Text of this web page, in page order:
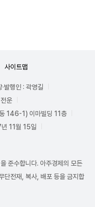
사이트맵
·발행인 : 곽영길
운
146-1) 이마빌딩 11층
11월 15일
준수합니다. 아주경제의 모든
단전재, 복사, 배포 등을 금지합